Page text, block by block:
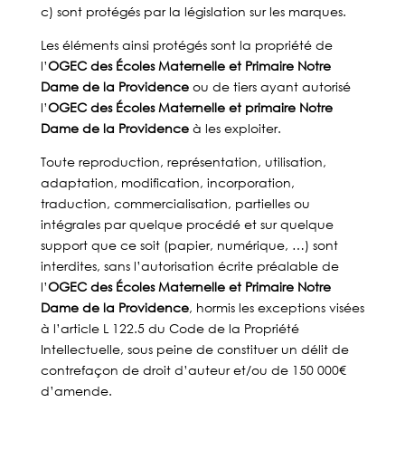
c) sont protégés par la législation sur les marques.
Les éléments ainsi protégés sont la propriété de
l’OGEC des Écoles Maternelle et Primaire Notre
Dame de la Providenceou de tiers ayant autorisé
l’OGEC des Écoles Maternelle et primaire Notre
Dame de la Providenceà les exploiter.
Toute reproduction, représentation, utilisation,
adaptation, modification, incorporation,
traduction, commercialisation, partielles ou
intégrales par quelque procédé et sur quelque
support que ce soit (papier, numérique, …) sont
interdites, sans l’autorisation écrite préalable de
l’OGEC des Écoles Maternelle et Primaire Notre
Dame de la Providence, hormis les exceptions visées
à l’article L 122.5 du Code de la Propriété
Intellectuelle, sous peine de constituer un délit de
contrefaçon de droit d’auteur et/ou de 150 000€
d’amende.